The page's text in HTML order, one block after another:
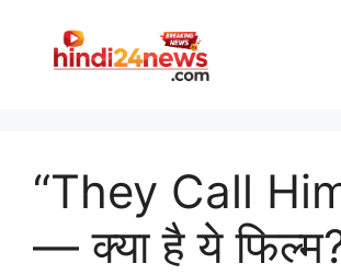
content
“They Call
— क्या है ये